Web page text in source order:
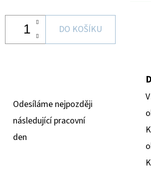
DO KOŠÍKU
Odesíláme nejpozději
následující pracovní
den